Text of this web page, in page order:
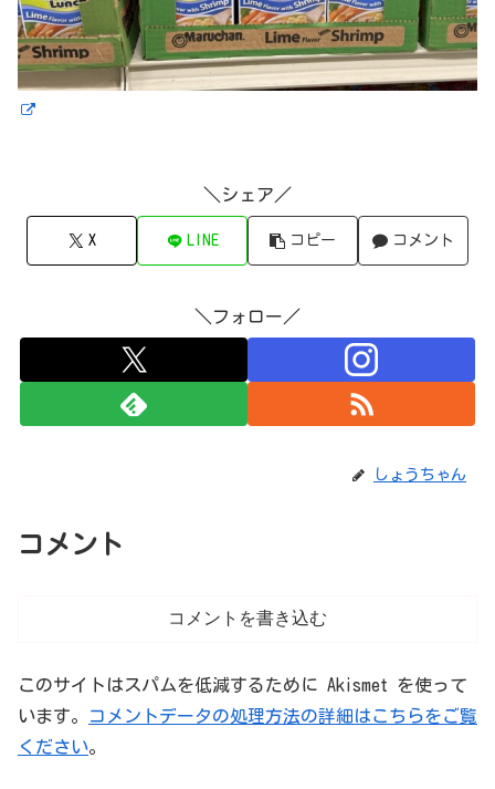
＼シェア／
X LINE コピー コメント
＼フォロー／
しょうちゃん
コメント
コメントを書き込む
このサイトはスパムを低減するために Akismet を使って
います。
コメントデータの処理方法の詳細はこちらをご覧
ください。